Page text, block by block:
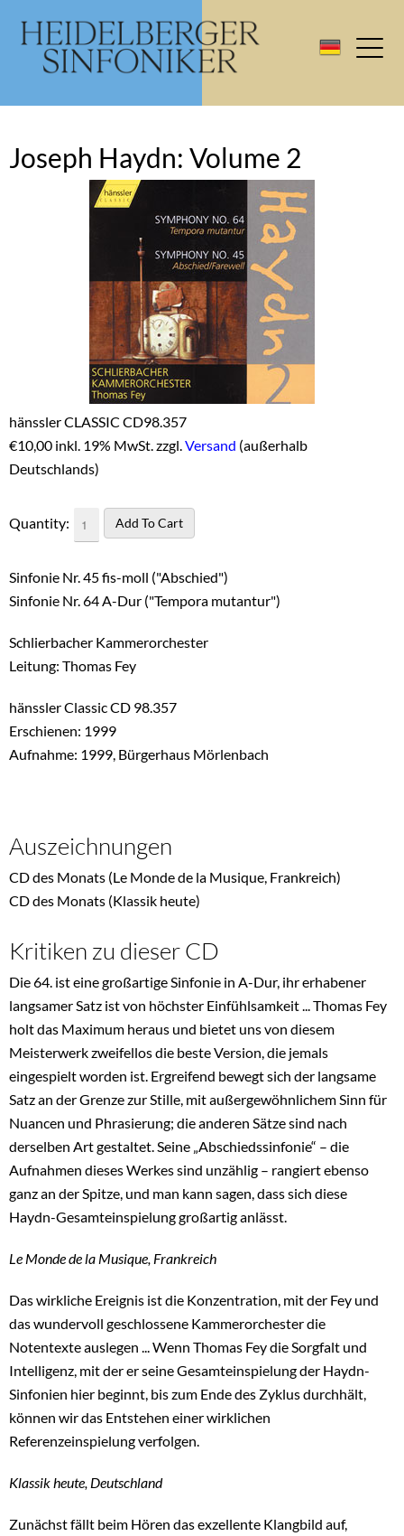
Joseph Haydn: Volume 2
hänssler CLASSIC CD98.357
€10,00 inkl. 19% MwSt. zzgl.Versand (außerhalb
Deutschlands)
Quantity:
Sinfonie Nr. 45 fis-moll ("Abschied")
Sinfonie Nr. 64 A-Dur ("Tempora mutantur")
Schlierbacher Kammerorchester
Leitung: Thomas Fey
hänssler Classic CD 98.357
Erschienen: 1999
Aufnahme: 1999, Bürgerhaus Mörlenbach
Auszeichnungen
CD des Monats (Le Monde de la Musique, Frankreich)
CD des Monats (Klassik heute)
Kritiken zu dieser CD
Die 64. ist eine großartige Sinfonie in A-Dur, ihr erhabener
langsamer Satz ist von höchster Einfühlsamkeit ... Thomas Fey
holt das Maximum heraus und bietet uns von diesem
Meisterwerk zweifellos die beste Version, die jemals
eingespielt worden ist. Ergreifend bewegt sich der langsame
Satz an der Grenze zur Stille, mit außergewöhnlichem Sinn für
Nuancen und Phrasierung; die anderen Sätze sind nach
derselben Art gestaltet. Seine „Abschiedssinfonie“ – die
Aufnahmen dieses Werkes sind unzählig – rangiert ebenso
ganz an der Spitze, und man kann sagen, dass sich diese
Haydn-Gesamteinspielung großartig anlässt.
Le Monde de la Musique, Frankreich
Das wirkliche Ereignis ist die Konzentration, mit der Fey und
das wundervoll geschlossene Kammerorchester die
Notentexte auslegen ... Wenn Thomas Fey die Sorgfalt und
Intelligenz, mit der er seine Gesamteinspielung der Haydn-
Sinfonien hier beginnt, bis zum Ende des Zyklus durchhält,
können wir das Entstehen einer wirklichen
Referenzeinspielung verfolgen.
Klassik heute, Deutschland
Zunächst fällt beim Hören das exzellente Klangbild auf,